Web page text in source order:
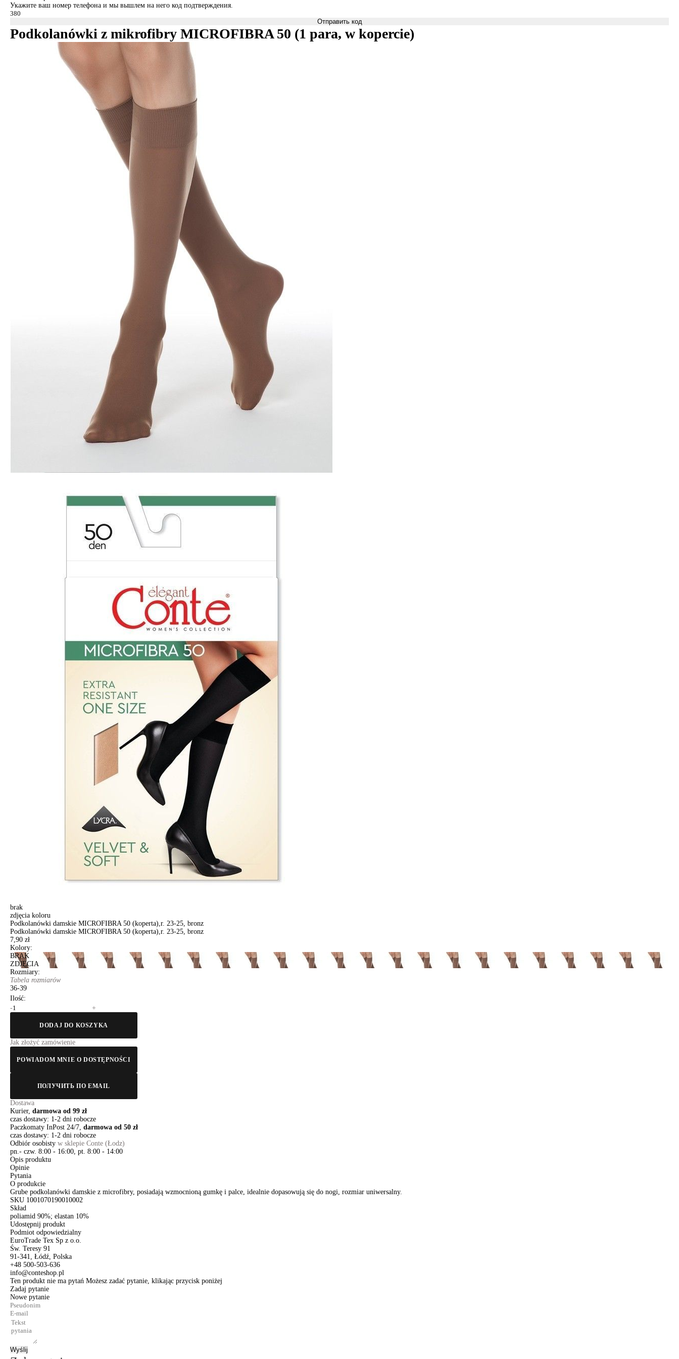
Укажите ваш номер телефона и мы вышлем на него код подтверждения.
Отправить код
Podkolanówki z mikrofibry MICROFIBRA 50 (1 para, w kopercie)
brak
zdjęcia koloru
Podkolanówki damskie MICROFIBRA 50 (koperta),r. 23-25, bronz
Podkolanówki damskie MICROFIBRA 50 (koperta),r. 23-25, bronz
7,90 zł
Kolory:
BRAK
ZDJĘCIA
Rozmiary:
Tabela rozmiarów
36-39
Ilość:
-
+
DODAJ DO KOSZYKA
Jak złożyć zamówienie
POWIADOM MNIE O DOSTĘPNOŚCI
ПОЛУЧИТЬ ПО EMAIL
Dostawa
Kurier, darmowa od 99 zł
czas dostawy: 1-2 dni robocze
Paczkomaty InPost 24/7, darmowa od 50 zł
czas dostawy: 1-2 dni robocze
Odbiór osobisty w sklepie Conte (Łodz)
pn.- czw. 8:00 - 16:00, pt. 8:00 - 14:00
Opis produktu
Opinie
Pytania
O produkcie
Grube podkolanówki damskie z microfibry, posiadają wzmocnioną gumkę i palce, idealnie dopasowują się do nogi, rozmiar uniwersalny.
SKU 1001070190010002
Skład
poliamid 90%; elastan 10%
Udostępnij produkt
Podmiot odpowiedzialny
EuroTrade Tex Sp z o.o.
Św. Teresy 91
91-341, Łódź, Polska
+48 500-503-636
info@conteshop.pl
Ten produkt nie ma pytań Możesz zadać pytanie, klikając przycisk poniżej
Zadaj pytanie
Nowe pytanie
Wyślij